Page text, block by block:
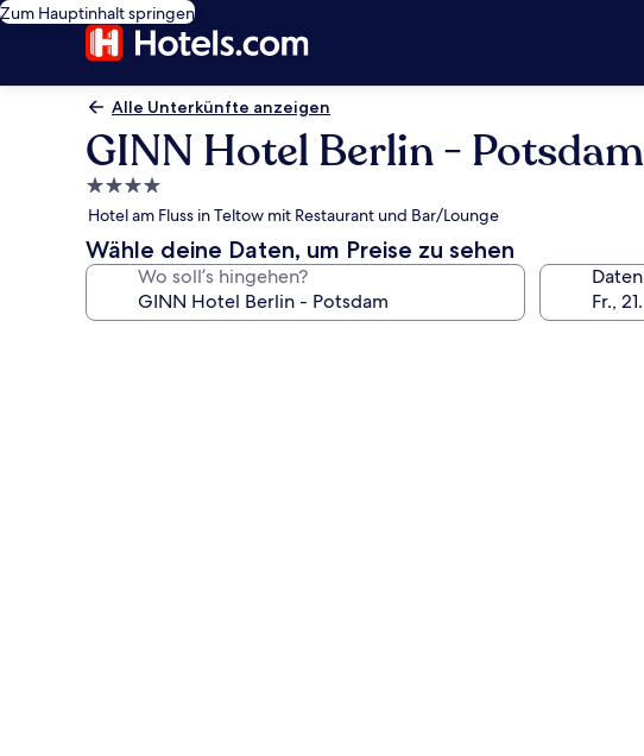
Zum Hauptinhalt springen
Alle Unterkünfte anzeigen
GINN Hotel Berlin - Potsdam
4.0-
Sterne-
Unterkunft
Hotel am Fluss in Teltow mit Restaurant und Bar/Lounge
Wähle deine Daten, um Preise zu sehen
Wo soll’s hingehen? Daten